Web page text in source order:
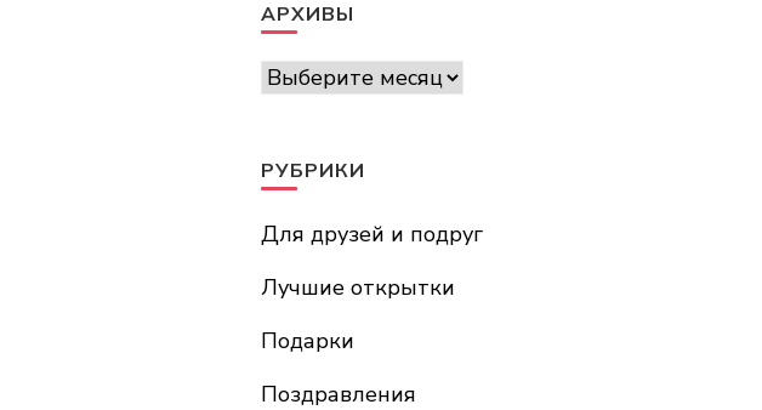
АРХИВЫ
Архивы
РУБРИКИ
Для друзей и подруг
Лучшие открытки
Подарки
Поздравления